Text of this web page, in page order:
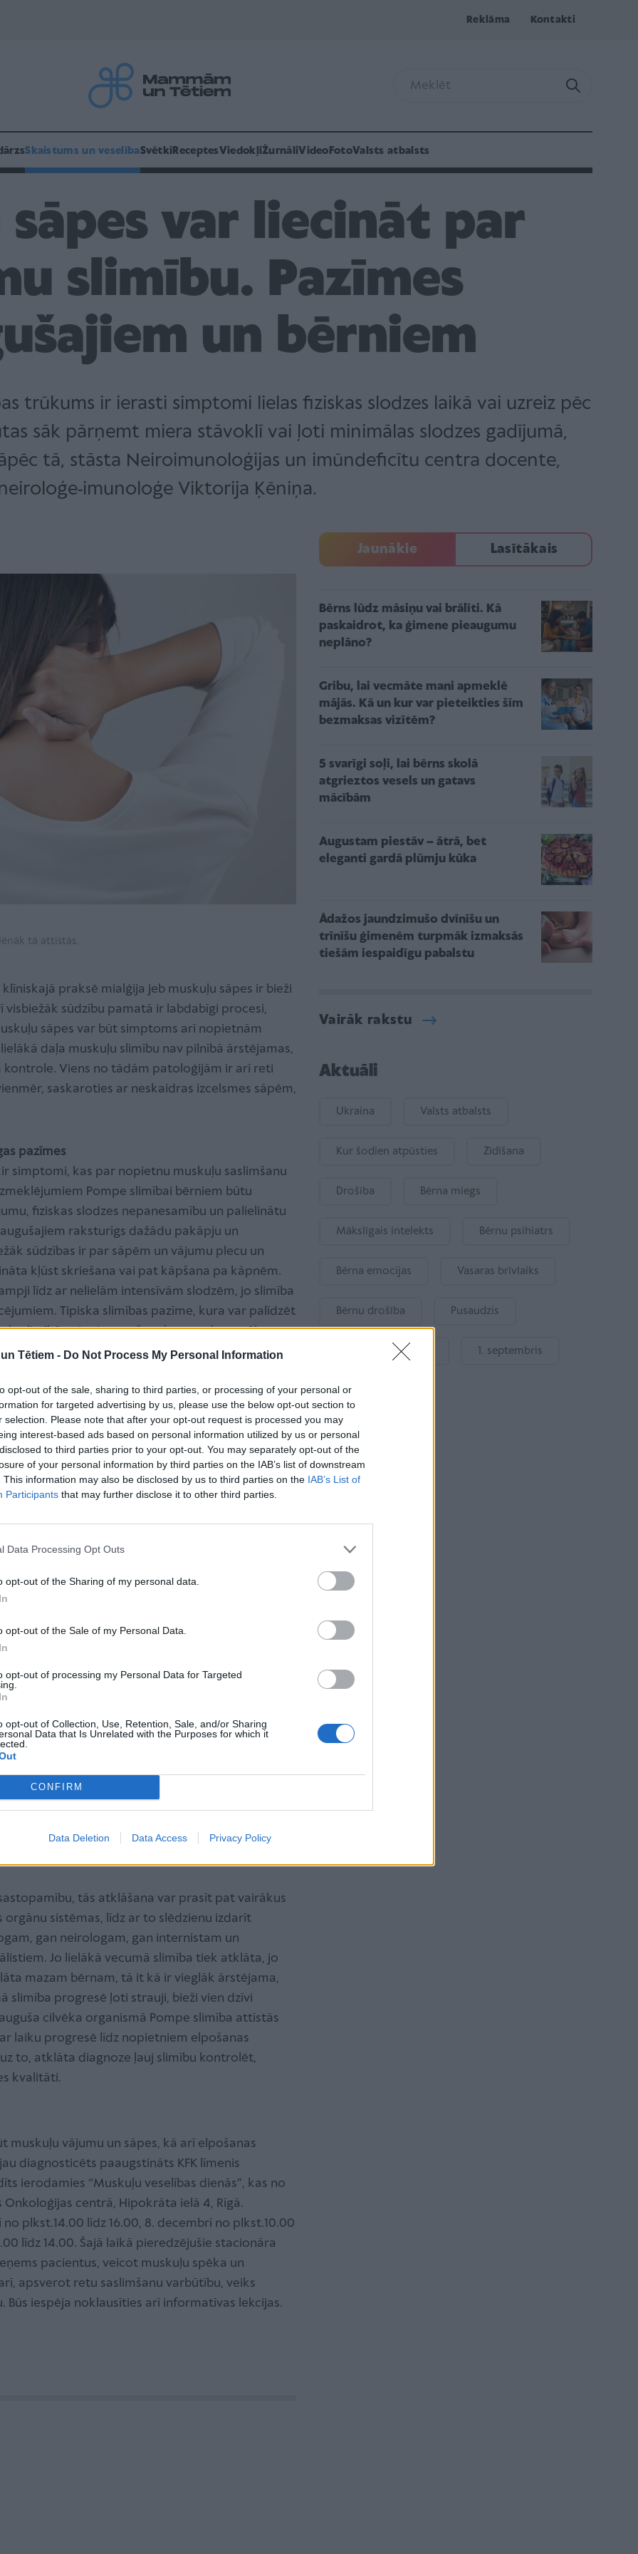
Tētiem - Do Not Process My Personal Information
opt-out of the sale, sharing to third parties, or processing of your personal or
for targeted advertising by us, please use the below opt-out section to
selection. Please note that after your opt-out request is processed you may
interest-based ads based on personal information utilized by us or personal
to third parties prior to your opt-out. You may separately opt-out of the
of your personal information by third parties on the IAB’s list of downstream
This information may also be disclosed by us to third parties on the IAB’s List of
Participants that may further disclose it to other third parties.
Data Processing Opt Outs
opt-out of the Sharing of my personal data.
opt-out of the Sale of my Personal Data.
opt-out of processing my Personal Data for Targeted
opt-out of Collection, Use, Retention, Sale, and/or Sharing
Data that Is Unrelated with the Purposes for which it
CONFIRM
Data Deletion Data Access Privacy Policy
Reklāma Kontakti
Skaistums un veselībaSvētki ReceptesViedokļiŽurnāliVideo FotoValsts atbalsts
var liecināt par
slimību. Pazīmes
un bērniem
trūkums ir ierasti simptomi lielas fiziskas slodzes laikā vai uzreiz pēc
sāk pārņemt miera stāvoklī vai ļoti minimālas slodzes gadījumā,
tā, stāsta Neiroimunoloģijas un imūndeficītu centra docente,
imunoloģe Viktorija Ķēniņa.
tā attīstās.
praksē mialģija jeb muskuļu sāpes ir bieži
visbiežāk sūdzību pamatā ir labdabīgi procesi,
sāpes var būt simptoms arī nopietnām
daļa muskuļu slimību nav pilnībā ārstējamas,
Viens no tādām patoloģijām ir arī reti
saskaroties ar neskaidras izcelsmes sāpēm,
pazīmes
simptomi, kas par nopietnu muskuļu saslimšanu
Pompe slimībai bērniem būtu
fiziskas slodzes nepanesamību un palielinātu
raksturīgs dažādu pakāpju un
sūdzības ir par sāpēm un vājumu plecu un
kļūst skriešana vai pat kāpšana pa kāpnēm.
līdz ar nelielām intensīvām slodzēm, jo slimība
Tipiska slimības pazīme, kura var palīdzēt
slimībām, ir pieaugoša rakstura elpas trūkums
Tas galvenokārt saistīts ar elpošanas
pacienta dzīvību.
visbiežāk speciālists izmeklējumu uzsāks,
ar muskuļu sāpēm. Iesākumā tiek
piemēram, muskuļu pārslodze, mīksto audu
muskuļu saspringuma sindroma. Tālāk tiek
jāizslēdz infekcijas slimību klātbūtne, kurām
Jāpārliecinās arī par to, vai pacientam nav
sāpes var būt raksturīgas arī reimatoloģisku
bieži tās var būt arī endokrinoloģisko
vairogdziedzeru un virsnieru funkciju
tie bieži vien toksiski iedarbojas uz
būtu jāpāriet, pārtraucot medikamentu
tiek konstatētas arī D vitamīna trūkuma
slimības, ārstam jāapsver retās Pompe
bērnam, tā it kā ir vieglāk
maza bērna organismā slimība
vien dzīvi apraujot jau gada
tās atklāšana var prasīt pat vairākus
orgānu sistēmas, līdz ar to slēdzienu izdarīt
gan neirologam, gan internistam un
Jo lielākā vecumā slimība tiek atklāta, jo
mazam bērnam, tā it kā ir vieglāk ārstējama,
slimība progresē ļoti strauji, bieži vien dzīvi
cilvēka organismā Pompe slimība attīstās
laiku progresē līdz nopietniem elpošanas
to, atklāta diagnoze ļauj slimību kontrolēt,
kvalitāti.
muskuļu vājumu un sāpes, kā arī elpošanas
diagnosticēts paaugstināts KFK līmenis
ierodamies “Muskuļu veselības dienās”, kas no
centrā, Hipokrāta ielā 4, Rīgā.
plkst.14.00 līdz 16.00, 8. decembrī no plkst.10.00
līdz 14.00. Šajā laikā pieredzējušie stacionāra
pacientus, veicot muskuļu spēka un
apsverot retu saslimšanu varbūtību, veiks
Būs iespēja noklausīties arī informatīvas lekcijas.
Jaunākie Lasītākais
Bērns lūdz māsiņu vai brālīti. Kā
paskaidrot, ka ģimene pieaugumu
neplāno?
Gribu, lai vecmāte mani apmeklē
mājās. Kā un kur var pieteikties šīm
bezmaksas vizītēm?
5 svarīgi soļi, lai bērns skolā
atgrieztos vesels un gatavs
mācībām
Augustam piestāv – ātrā, bet
eleganti gardā plūmju kūka
Ādažos jaundzimušo dvīnīšu un
trīnīšu ģimenēm turpmāk izmaksās
tiešām iespaidīgu pabalstu
Vairāk rakstu
Aktuāli
Ukraina Valsts atbalsts
Kur šodien atpūsties Zīdīšana
Drošība Bērna miegs
Mākslīgais intelekts Bērnu psihiatrs
Bērna emocijas Vasaras brīvlaiks
Bērnu drošība Pusaudzis
Gatavošanās skolai 1. septembris